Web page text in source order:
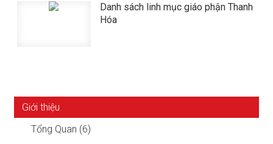
Danh sách linh mục giáo phận Thanh
Hóa
Giới thiệu
Tổng Quan (6)